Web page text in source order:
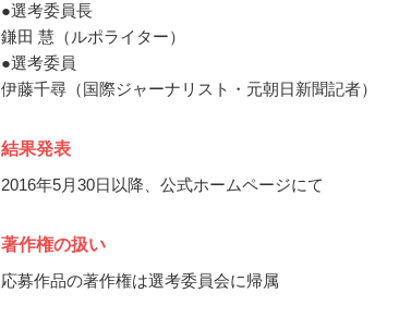
●選考委員長
鎌田 慧（ルポライター）
●選考委員
伊藤千尋（国際ジャーナリスト・元朝日新聞記者）
結果発表
2016年5月30日以降、公式ホームページにて
著作権の扱い
応募作品の著作権は選考委員会に帰属